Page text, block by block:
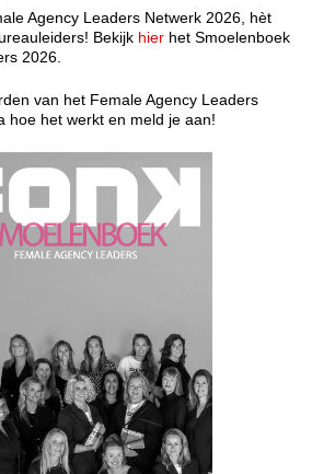
Agency Leaders Netwerk 2026, hèt
Bekijk hier het Smoelenboek
2026.
van het Female Agency Leaders
hoe het werkt en meld je aan!